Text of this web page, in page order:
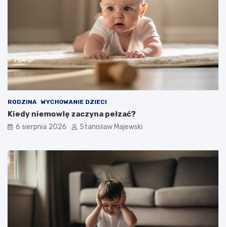
RODZINA WYCHOWANIE DZIECI
Kiedy niemowlę zaczyna pełzać?
6 sierpnia 2026 Stanisław Majewski